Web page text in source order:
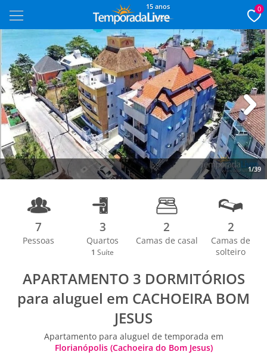
15 anos 0
1/39
Next
7
Pessoas
3
Quartos
1 Suíte
2
Camas de casal
2
Camas de
solteiro
APARTAMENTO 3 DORMITÓRIOS
para aluguel em CACHOEIRA BOM
JESUS
Apartamento para aluguel de temporada em
Florianópolis (Cachoeira do Bom Jesus)